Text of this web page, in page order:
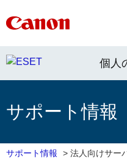
個人
サポート情
サポート情報 > 法人向けサー